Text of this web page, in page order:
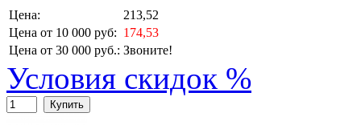
Цена:
213,52
Цена от 10 000 руб: 174,53
Цена от 30 000 руб.: Звоните!
Условия скидок %
Купить